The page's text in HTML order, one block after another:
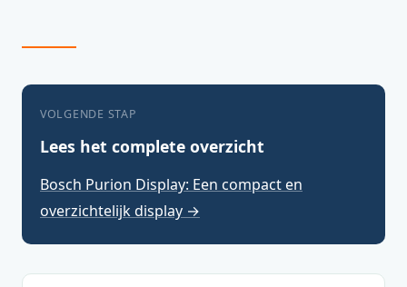
VOLGENDE STAP
Lees het complete overzicht
Bosch Purion Display: Een compact en
overzichtelijk display →